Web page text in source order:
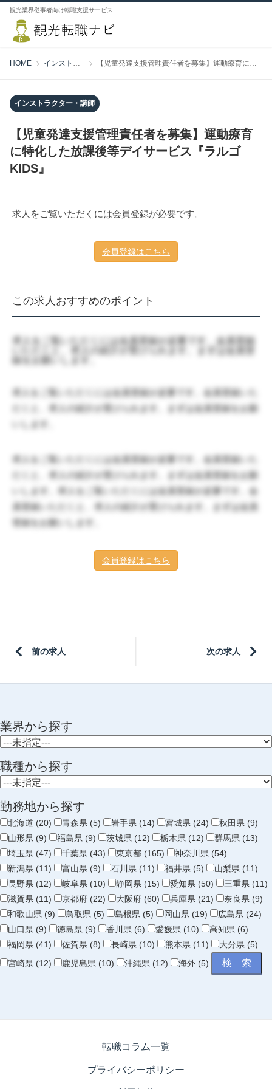
観光業界従事者向け転職支援サービス
HOME インストラクター・講師 【児童発達支援管理責任者を募集】運動療育に特化した放課後等デイサービス『ラルゴKIDS』
インストラクター・講師
【児童発達支援管理責任者を募集】運動療育
に特化した放課後等デイサービス『ラルゴ
KIDS』
求人をご覧いただくには会員登録が必要です。
会員登録はこちら
この求人おすすめのポイント
求人をご覧いただくには会員登録が必要です。会員登録
録をお願いします。
求人をご覧いただくには会員登録が必要です。会員登録いた
だくと、求人の紹介が受けられます。まずは会員登録をお願
いします。
求人をご覧いただくには会員登録が必要です。会員登録いた
だくと、求人の紹介が受けられます。まずは会員登録をお願
いします。求人をご覧いただくには会員登録が必要です。会
員登録いただくと、求人の紹介が受けられます。まずは会員
登録をお願いします。
会員登録はこちら
前の求人 次の求人
業界から探す
職種から探す
勤務地から探す
北海道 (20) 青森県 (5) 岩手県 (14) 宮城県 (24)
秋田県 (9)
山形県 (9)
福島県 (9) 茨城県 (12) 栃木県 (12)
群馬県 (13)
埼玉県 (47)
千葉県 (43) 東京都 (165)
神奈川県 (54)
新潟県 (11)
富山県 (9) 石川県 (11) 福井県 (5)
山梨県 (11)
長野県 (12)
岐阜県 (10) 静岡県 (15) 愛知県 (50)
三重県 (11)
滋賀県 (11)
京都府 (22) 大阪府 (60) 兵庫県 (21)
奈良県 (9)
和歌山県 (9)
鳥取県 (5) 島根県 (5) 岡山県 (19)
広島県 (24)
山口県 (9)
徳島県 (9) 香川県 (6) 愛媛県 (10)
高知県 (6)
福岡県 (41)
佐賀県 (8) 長崎県 (10) 熊本県 (11)
大分県 (5)
宮崎県 (12)
鹿児島県 (10) 沖縄県 (12) 海外 (5)
転職コラム一覧
プライバシーポリシー